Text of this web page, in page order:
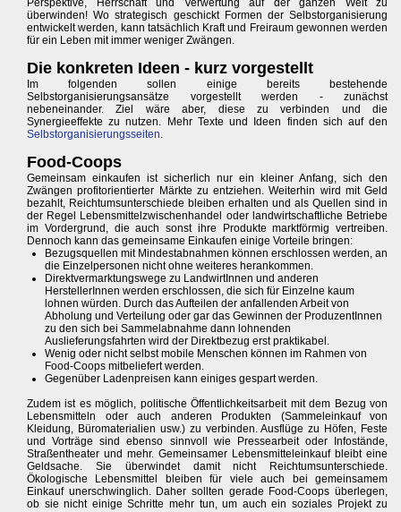
Perspektive, Herrschaft und Verwertung auf der ganzen Welt zu
überwinden! Wo strategisch geschickt Formen der Selbstorganisierung
entwickelt werden, kann tatsächlich Kraft und Freiraum gewonnen werden
für ein Leben mit immer weniger Zwängen.
Die konkreten Ideen - kurz vorgestellt
Im folgenden sollen einige bereits bestehende
Selbstorganisierungsansätze vorgestellt werden - zunächst
nebeneinander. Ziel wäre aber, diese zu verbinden und die
Synergieeffekte zu nutzen. Mehr Texte und Ideen finden sich auf den
Selbstorganisierungsseiten.
Food-Coops
Gemeinsam einkaufen ist sicherlich nur ein kleiner Anfang, sich den
Zwängen profitorientierter Märkte zu entziehen. Weiterhin wird mit Geld
bezahlt, Reichtumsunterschiede bleiben erhalten und als Quellen sind in
der Regel Lebensmittelzwischenhandel oder landwirtschaftliche Betriebe
im Vordergrund, die auch sonst ihre Produkte marktförmig vertreiben.
Dennoch kann das gemeinsame Einkaufen einige Vorteile bringen:
Bezugsquellen mit Mindestabnahmen können erschlossen werden, an
die Einzelpersonen nicht ohne weiteres herankommen.
Direktvermarktungswege zu LandwirtInnen und anderen
HerstellerInnen werden erschlossen, die sich für Einzelne kaum
lohnen würden. Durch das Aufteilen der anfallenden Arbeit von
Abholung und Verteilung oder gar das Gewinnen der ProduzentInnen
zu den sich bei Sammelabnahme dann lohnenden
Auslieferungsfahrten wird der Direktbezug erst praktikabel.
Wenig oder nicht selbst mobile Menschen können im Rahmen von
Food-Coops mitbeliefert werden.
Gegenüber Ladenpreisen kann einiges gespart werden.
Zudem ist es möglich, politische Öffentlichkeitsarbeit mit dem Bezug von
Lebensmitteln oder auch anderen Produkten (Sammeleinkauf von
Kleidung, Büromaterialien usw.) zu verbinden. Ausflüge zu Höfen, Feste
und Vorträge sind ebenso sinnvoll wie Pressearbeit oder Infostände,
Straßentheater und mehr. Gemeinsamer Lebensmitteleinkauf bleibt eine
Geldsache. Sie überwindet damit nicht Reichtumsunterschiede.
Ökologische Lebensmittel bleiben für viele auch bei gemeinsamem
Einkauf unerschwinglich. Daher sollten gerade Food-Coops überlegen,
ob sie nicht einige Schritte mehr tun, um auch ein soziales Projekt zu